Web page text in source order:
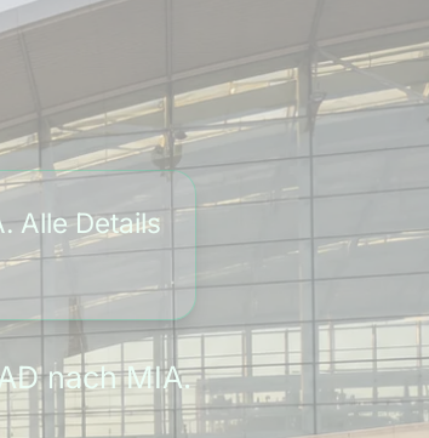
Alle Details
nach MIA.